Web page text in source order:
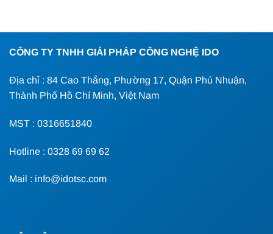
CÔNG TY TNHH GIẢI PHÁP CÔNG NGHỆ IDO
Địa chỉ : 84 Cao Thắng, Phường 17, Quận Phú Nhuận,
Thành Phố Hồ Chí Minh, Việt Nam
MST : 0316651840
Hotline : 0328 69 69 62
Mail : info@idotsc.com